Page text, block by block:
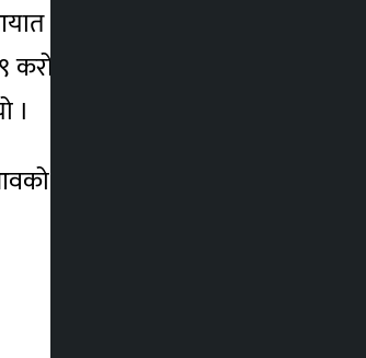
गत आवको तुलनामा १५.८३
करोड ८२ लाख २९ हजार रुपैयाँ
।
सोही अवधिको व्यापार घाटा